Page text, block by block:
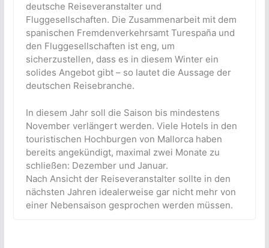
deutsche Reiseveranstalter und
Fluggesellschaften. Die Zusammenarbeit mit dem
spanischen Fremdenverkehrsamt Turespaña und
den Fluggesellschaften ist eng, um
sicherzustellen, dass es in diesem Winter ein
solides Angebot gibt – so lautet die Aussage der
deutschen Reisebranche.
In diesem Jahr soll die Saison bis mindestens
November verlängert werden. Viele Hotels in den
touristischen Hochburgen von Mallorca haben
bereits angekündigt, maximal zwei Monate zu
schließen: Dezember und Januar.
Nach Ansicht der Reiseveranstalter sollte in den
nächsten Jahren idealerweise gar nicht mehr von
einer Nebensaison gesprochen werden müssen.